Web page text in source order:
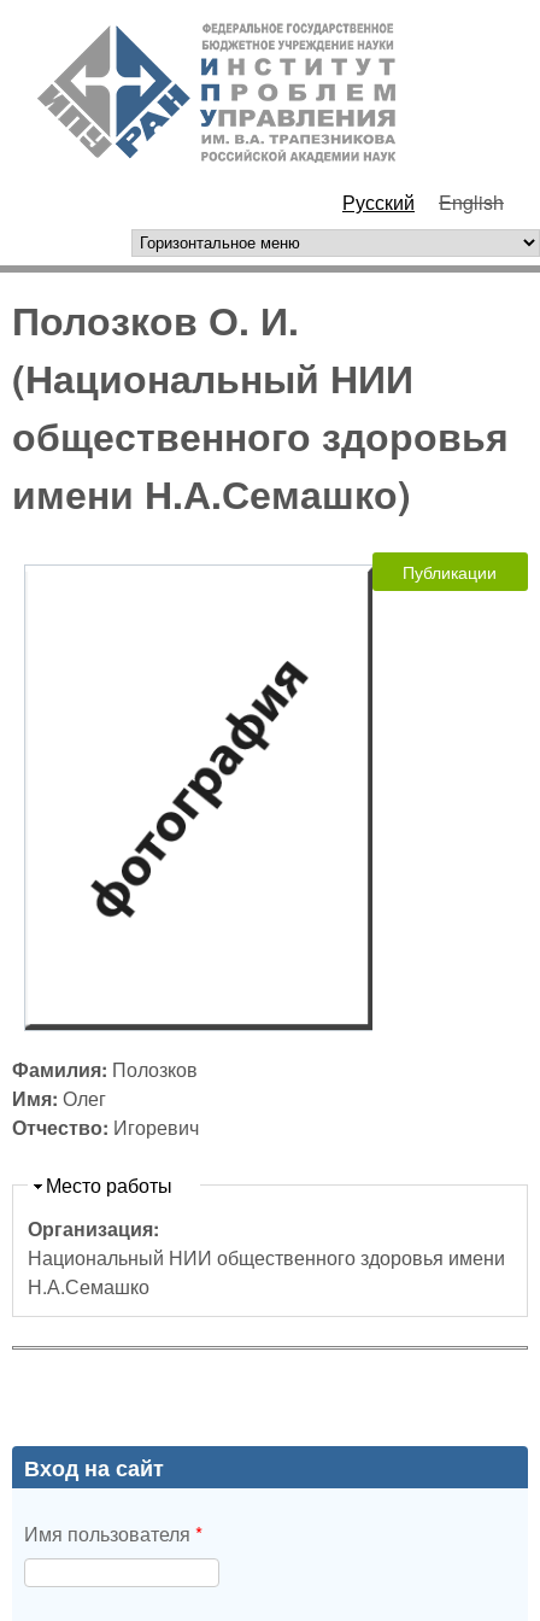
Перейти к основному
содержанию
РАН
Русский English
горизонтальное меню
Полозков О. И.
(Национальный НИИ
общественного здоровья
имени Н.А.Семашко)
Публикации
Фамилия: Полозков
Имя: Олег
Отчество: Игоревич
Скрыть
Место работы
Организация:
Национальный НИИ общественного здоровья имени
Н.А.Семашко
Вход на сайт
Имя пользователя *